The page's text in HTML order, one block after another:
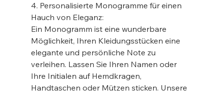
4. Personalisierte Monogramme für einen
Hauch von Eleganz:
Ein Monogramm ist eine wunderbare
Möglichkeit, Ihren Kleidungsstücken eine
elegante und persönliche Note zu
verleihen. Lassen Sie Ihren Namen oder
Ihre Initialen auf Hemdkragen,
Handtaschen oder Mützen sticken. Unsere